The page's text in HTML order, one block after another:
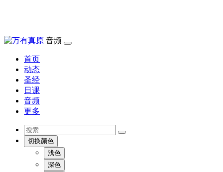
音频
首页
动态
圣经
日课
音频
更多
切换颜色
浅色
深色